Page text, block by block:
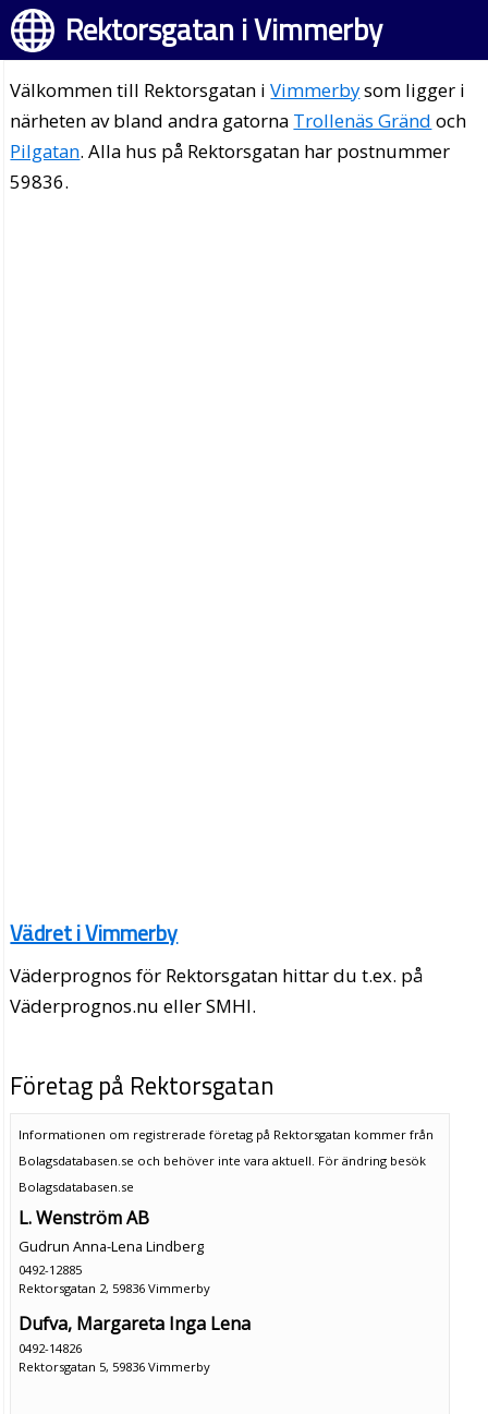
Rektorsgatan i Vimmerby
Välkommen till Rektorsgatan iVimmerbysom ligger i
närheten av bland andra gatorna Trollenäs Gränd och
Pilgatan. Alla hus på Rektorsgatan har postnummer
59836.
Vädret i Vimmerby
Väderprognos för Rektorsgatan hittar du t.ex. på
Väderprognos.nu eller SMHI.
Företag på Rektorsgatan
Informationen om registrerade företag på Rektorsgatan kommer från
Bolagsdatabasen.se och behöver inte vara aktuell. För ändring besök
Bolagsdatabasen.se
L. Wenström AB
Gudrun Anna-Lena Lindberg
0492-12885
Rektorsgatan 2, 59836 Vimmerby
Dufva, Margareta Inga Lena
0492-14826
Rektorsgatan 5, 59836 Vimmerby